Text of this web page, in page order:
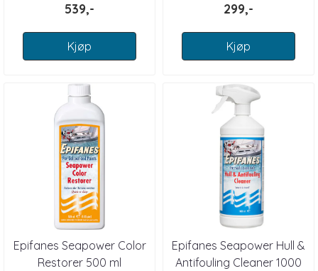
539,-
Kjøp
299,-
Kjøp
Epifanes Seapower Color
Restorer 500 ml
Epifanes Seapower Hull &
Antifouling Cleaner 1000